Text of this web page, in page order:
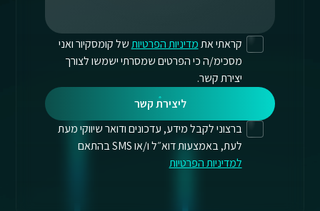
קראתי אתמדיניות הפרטיותשל קומסקיור ואני
מסכימ/ה כי הפרטים שמסרתי ישמשו לצורך
יצירת קשר.
ליצירת קשר
ברצוני לקבל מידע, עדכונים ודואר שיווקי מעת
לעת, באמצעות דוא״ל ו/או SMS בהתאם
למדיניות הפרטיות